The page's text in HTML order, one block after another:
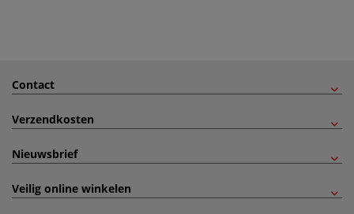
Contact
Verzendkosten
Nieuwsbrief
Veilig online winkelen